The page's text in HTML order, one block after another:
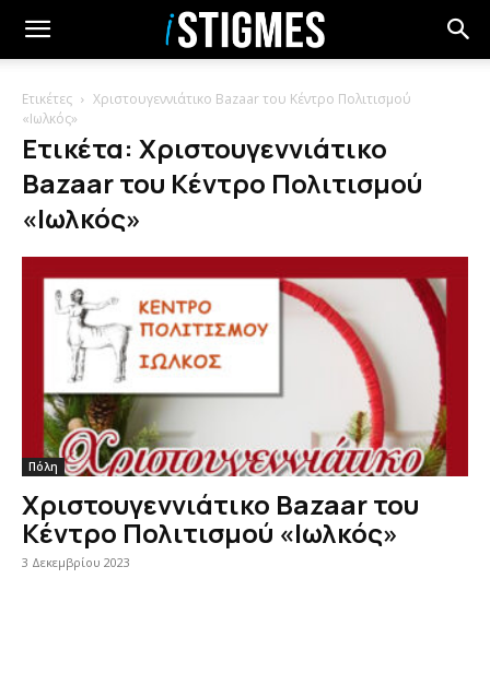
Ετικέτες
Χριστουγεννιάτικο Bazaar του Κέντρο Πολιτισμού
«Ιωλκός»
Ετικέτα: Χριστουγεννιάτικο
Bazaar του Κέντρο Πολιτισμού
«Ιωλκός»
Πόλη
Χριστουγεννιάτικο Bazaar του
Κέντρο Πολιτισμού «Ιωλκός»
3 Δεκεμβρίου 2023